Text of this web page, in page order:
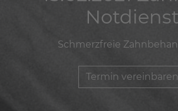
Notdienst
Schmerzfreie
Termin vereinbaren
Notdienst
Schmerzfreie
Termin vereinbaren
Notdienst
Schmerzfreie
Termin vereinbaren